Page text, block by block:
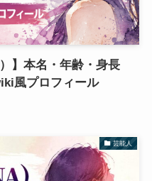
】本名・年齢・身長
風プロフィール
芸能人